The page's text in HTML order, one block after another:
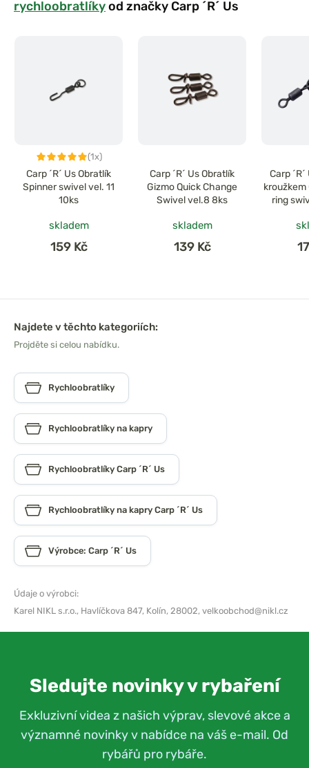
rychloobratlíkyod značky Carp ´R´ Us
(1x)
Carp ´R´ Us Obratlík
Spinner swivel vel. 11
10ks
skladem
159 Kč
Carp ´R´ Us Obratlík
Gizmo Quick Change
Swivel vel.8 8ks
skladem
139 Kč
Carp
kroužkem
ring
Najdete v těchto kategoriích:
Projděte si celou nabídku.
Rychloobratlíky
Rychloobratlíky na kapry
Rychloobratlíky Carp ´R´ Us
Rychloobratlíky na kapry Carp ´R´ Us
Výrobce: Carp ´R´ Us
Údaje o výrobci:
Karel NIKL s.r.o., Havlíčkova 847, Kolín, 28002, velkoobchod@nikl.cz
Sledujte novinky v rybaření
Exkluzivní videa z našich výprav, slevové akce a
významné novinky v nabídce na váš e-mail. Od
rybářů pro rybáře.